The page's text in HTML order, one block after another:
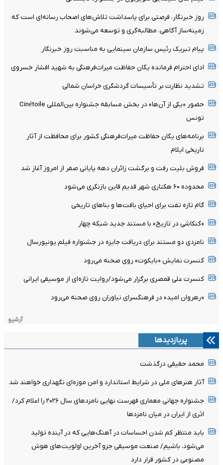
روز خبرنگار، فرصتی برای پاسداشت تلاش‌های اصحاب رسانه‌ای است که
زمینه‌ساز آگاهی، مطالبه‌گری و توسعه می‌شوند
پیام تبریک رئیس سازمان سینمایی به مناسبت روز خبرنگار
ادای احترام فرمانده یگان حفاظت میراث‌فرهنگی به شهید افشار خسروی
تشدید نظارت بر تأسیسات گردشگری خراسان شمالی
حضور «یکی از آن‌ها» در بخش مسابقه جشنواره بین‌المللی Cinétoile
تونس
برنامه‌های یگان حفاظت میراث‌فرهنگی کشور برای محافظت از آثار
تاریخی ایلام
فروش بلیت رفت و برگشت زائران دهه پایانی صفر از امروز آغاز شد
محدوده ۶۰ هکتاری شهر قدیم قاین بازنگری می‌شود
گام تازه تفت برای احیای بافت‌ها و بناهای تاریخی
«کنکاشی در تاریخ» با مستند جدید شبکه چهار
نامزدی دو مستند برای دریافت جایزه در جشنواره فیلم یونیورسال
کنسرت نمایش «بایکوت» روی صحنه می‌رود
کنسرت علی قمصری برگزار می‌شود/روایت تازه‌ای از موسیقی ایرانی
«رهروان امید» در فرهنگسرای نیاوران روی صحنه می‌رود
آرشیو
پربازدیدها
محمد حقیقی درگذشت
آثار هنرهای ملی در شرایط استاندارد و امن موزه‌ای نگهداری خواهند شد
جشنواره جهانی معماری فهرست نهایی نامزدهای سال ۲۰۲۶ را اعلام کرد/
اثری از ایران در میان نامزدها
باید منتظر کم شدن احساسات در آهنگ‌هایی که در آینده تولید
می‌شود، باشیم/ صنعت موسیقی جزو آخرین اولویت‌های هوش
مصنوعی در کشور قرار دارد